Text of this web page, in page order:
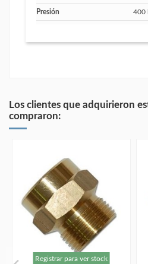
Presión 400
Los clientes que adquirieron
compraron:
Registrar para ver stock